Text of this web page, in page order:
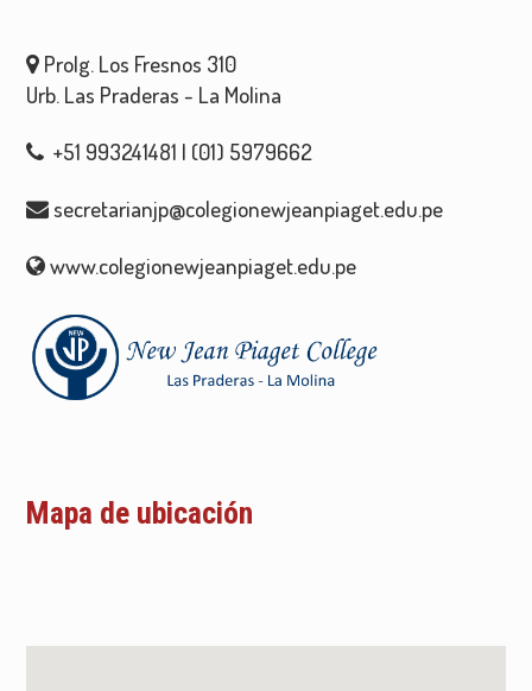
Prolg. Los Fresnos 310
Urb. Las Praderas - La Molina
+51 993241481 | (01) 5979662
secretarianjp@colegionewjeanpiaget.edu.pe
www.colegionewjeanpiaget.edu.pe
Mapa de ubicación